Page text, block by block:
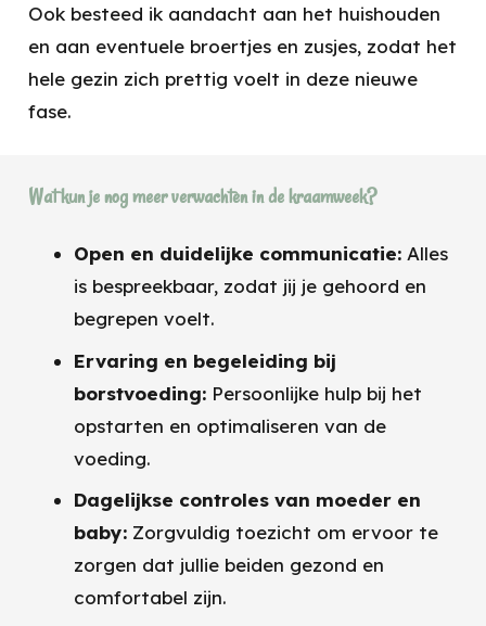
Ook besteed ik aandacht aan het huishouden
en aan eventuele broertjes en zusjes, zodat het
hele gezin zich prettig voelt in deze nieuwe
fase.
Wat kun je nog meer verwachten in de kraamweek?
Open en duidelijke communicatie: Alles
is bespreekbaar, zodat jij je gehoord en
begrepen voelt.
Ervaring en begeleiding bij
borstvoeding: Persoonlijke hulp bij het
opstarten en optimaliseren van de
voeding.
Dagelijkse controles van moeder en
baby: Zorgvuldig toezicht om ervoor te
zorgen dat jullie beiden gezond en
comfortabel zijn.